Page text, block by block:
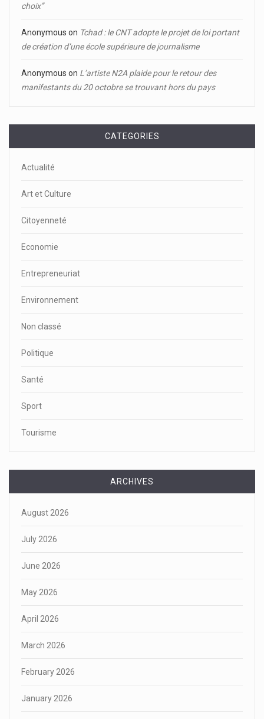
choix’’
Anonymous on Tchad : le CNT adopte le projet de loi portant
de création d’une école supérieure de journalisme
Anonymous on L’artiste N2A plaide pour le retour des
manifestants du 20 octobre se trouvant hors du pays
CATEGORIES
Actualité
Art et Culture
Citoyenneté
Economie
Entrepreneuriat
Environnement
Non classé
Politique
Santé
Sport
Tourisme
ARCHIVES
August 2026
July 2026
June 2026
May 2026
April 2026
March 2026
February 2026
January 2026